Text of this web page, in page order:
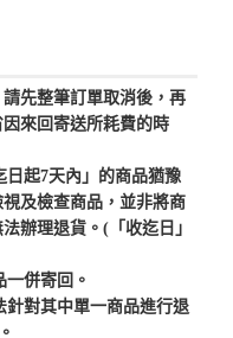
先整筆訂單取消後，再
來回寄送所耗費的時
日起7天內」的商品猶豫
及檢查商品，並非將商
辦理退貨。(「收迄日」
併寄回。
針對其中單一商品進行退